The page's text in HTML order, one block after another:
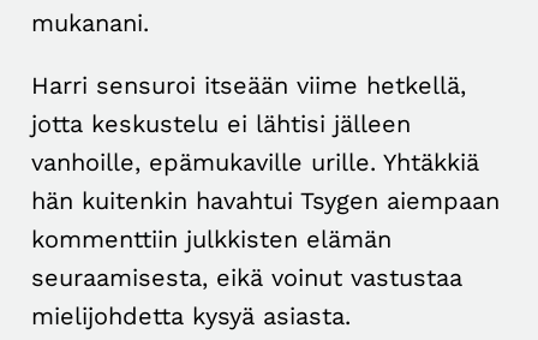
mukanani.
Harri sensuroi itseään viime hetkellä,
jotta keskustelu ei lähtisi jälleen
vanhoille, epämukaville urille. Yhtäkkiä
hän kuitenkin havahtui Tsygen aiempaan
kommenttiin julkkisten elämän
seuraamisesta, eikä voinut vastustaa
mielijohdetta kysyä asiasta.